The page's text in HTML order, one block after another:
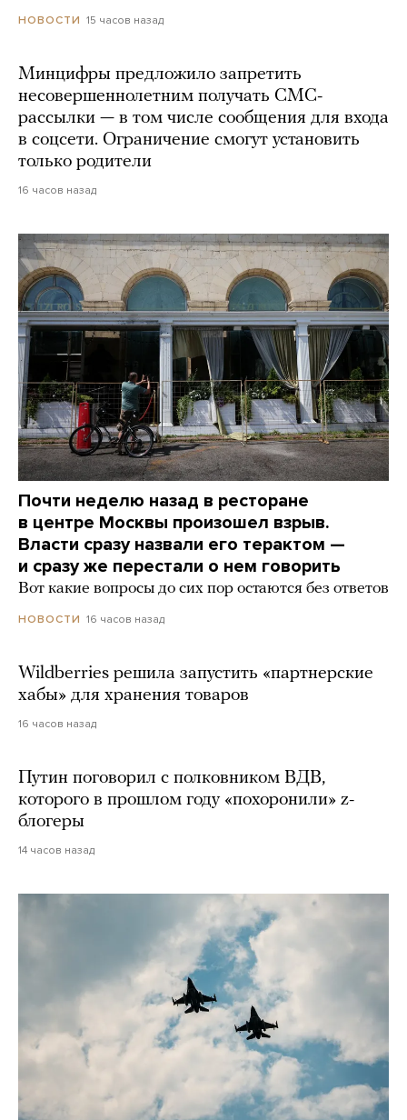
НОВОСТИ 15 часов назад
Минцифры предложило запретить
несовершеннолетним получать СМС-
рассылки — в том числе сообщения для входа
в соцсети. Ограничение смогут установить
только родители
16 часов назад
Почти неделю назад в ресторане
в центре Москвы произошел взрыв.
Власти сразу назвали его терактом —
и сразу же перестали о нем говорить
Вот какие вопросы до сих пор остаются без ответов
НОВОСТИ 16 часов назад
Wildberries решила запустить «партнерские
хабы» для хранения товаров
16 часов назад
Путин поговорил с полковником ВДВ,
которого в прошлом году «похоронили» z-
блогеры
14 часов назад